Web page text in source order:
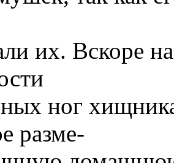
их. Вскоре
ног
разме-